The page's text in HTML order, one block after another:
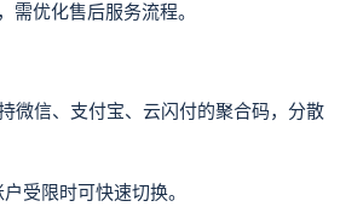
优化售后服务流程。
信、支付宝、云闪付的聚合码，分散
受限时可快速切换。